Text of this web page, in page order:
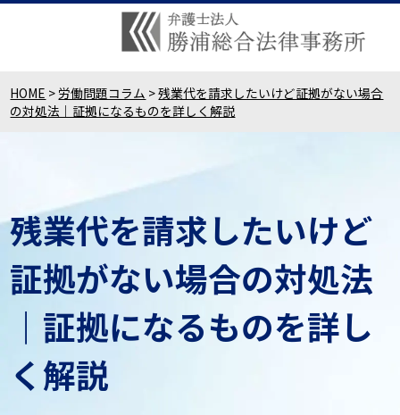
HOME > 労働問題コラム >残業代を請求したいけど証拠がない場合
の対処法｜証拠になるものを詳しく解説
残業代を請求したいけど
証拠がない場合の対処法
｜証拠になるものを詳し
く解説